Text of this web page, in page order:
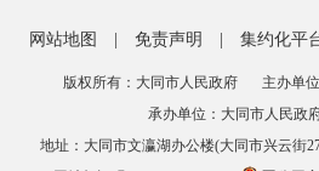
网站地图 免责声明 集约化平
版权所有：大同市人民政府
主办单
承办单位：大同市人民政
地址：大同市文瀛湖办公楼(大同市兴云街